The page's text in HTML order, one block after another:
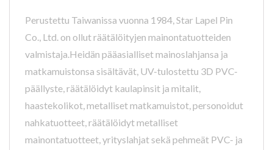
Perustettu Taiwanissa vuonna 1984, Star Lapel Pin
Co., Ltd. on ollut räätälöityjen mainontatuotteiden
valmistaja.Heidän pääasialliset mainoslahjansa ja
matkamuistonsa sisältävät, UV-tulostettu 3D PVC-
päällyste, räätälöidyt kaulapinsit ja mitalit,
haastekolikot, metalliset matkamuistot, personoidut
nahkatuotteet, räätälöidyt metalliset
mainontatuotteet, yrityslahjat sekä pehmeät PVC- ja